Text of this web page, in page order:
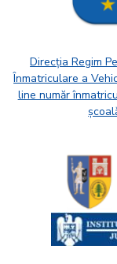
Direcția Regim
Înmatriculare a
line număr